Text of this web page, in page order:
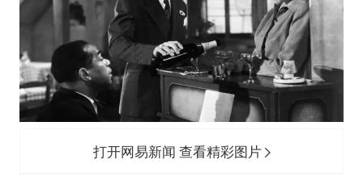
打开网易新闻 查看精彩图片